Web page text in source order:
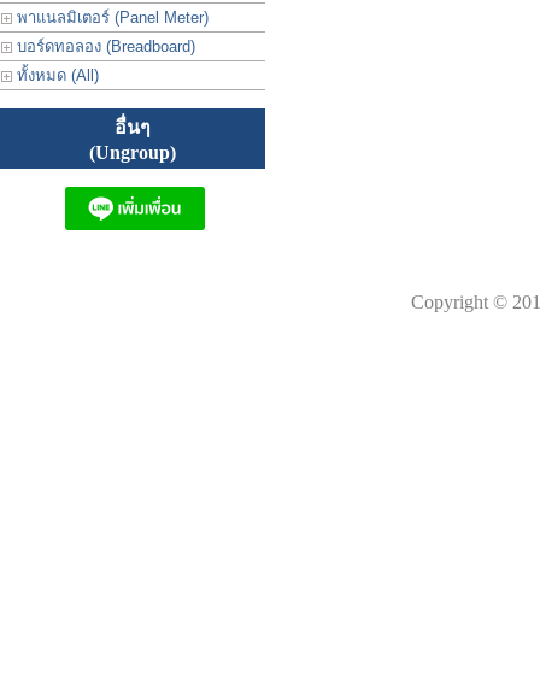
พาแนลมิเตอร์ (Panel Meter)
บอร์ดทอลอง (Breadboard)
ทั้งหมด (All)
อื่นๆ
(Ungroup)
Copyright ©